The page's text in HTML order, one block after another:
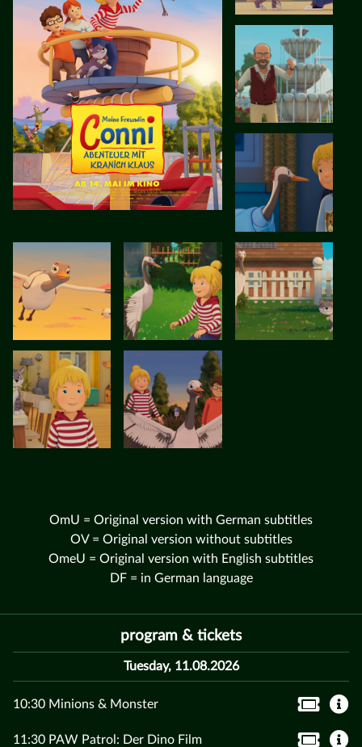
OmU = Original version with German subtitles
OV = Original version without subtitles
OmeU = Original version with English subtitles
DF = in German language
program & tickets
Tuesday, 11.08.2026
10:30 Minions & Monster
11:30 PAW Patrol: Der Dino Film